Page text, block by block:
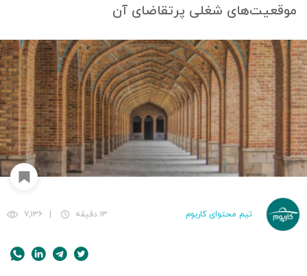
موقعیت‌های شغلی پرتقاضای آن
تیم محتوای کاربوم ۱۳ دقیقه ۷,۱۳۶